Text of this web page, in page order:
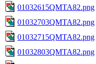
01032615QMTA82.png
01032703QMTA82.png
01032715QMTA82.png
01032803QMTA82.png